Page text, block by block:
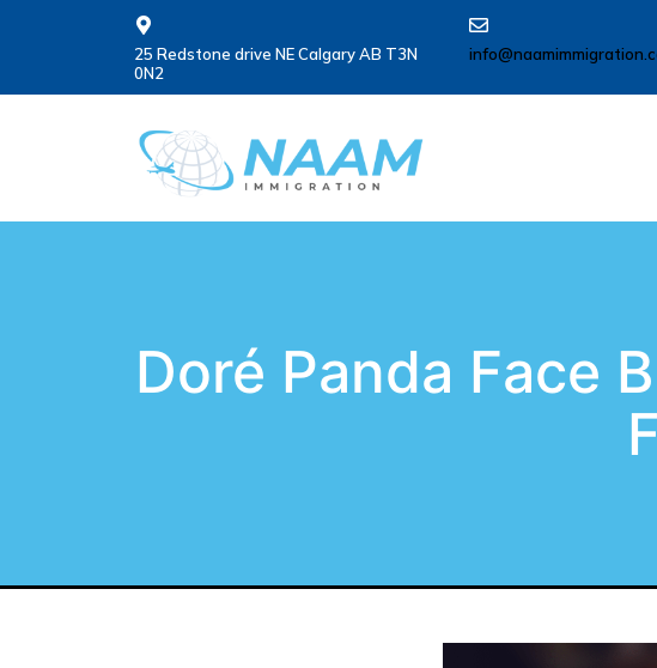
25 Redstone drive NE Calgary AB T3N
0N2
Doré Panda Face